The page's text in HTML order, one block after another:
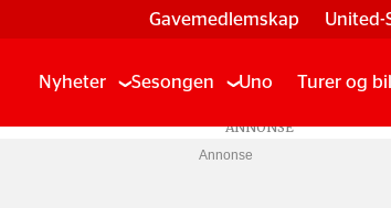
Gavemedlemskap United-
Nyheter Sesongen Uno Turer og
Annonse